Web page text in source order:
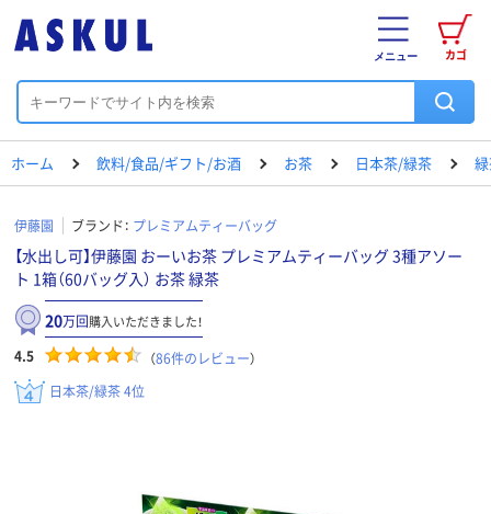
カゴ
メニュー
ホーム 飲料/食品/ギフト/お酒 お茶 日本茶/緑茶
伊藤園 ブランド： プレミアムティーバッグ
【水出し可】伊藤園 おーいお茶 プレミアムティーバッグ 3種アソー
ト 1箱（60バッグ入） お茶 緑茶
20万回購入いただきました！
4.5 （86件のレビュー）
日本茶/緑茶 4位